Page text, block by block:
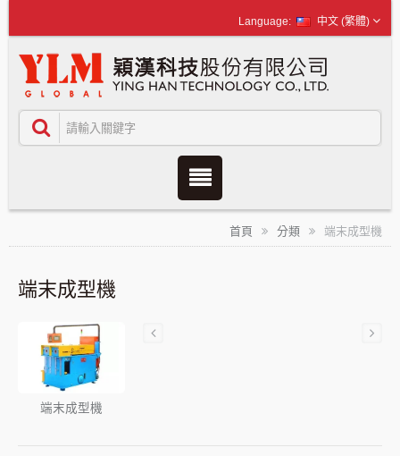
中文 (繁體)
首頁 分類 端末成型機
端末成型機
端末成型機